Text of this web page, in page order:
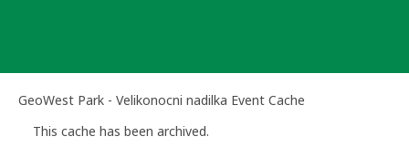
GeoWest Park - Velikonocni nadilka Event Cache
This cache has been archived.